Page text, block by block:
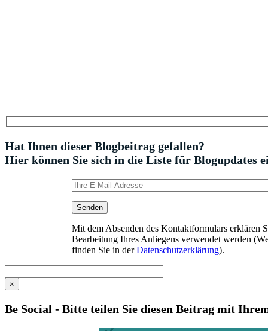
Hat Ihnen dieser Blogbeitrag gefallen?
Hier können Sie sich in die Liste für Blogupdates
Mit dem Absenden des Kontaktformulars erklären
Bearbeitung Ihres Anliegens verwendet werden
finden Sie in derDatenschutzerklärung).
×
Be Social - Bitte teilen Sie diesen Beitrag mit